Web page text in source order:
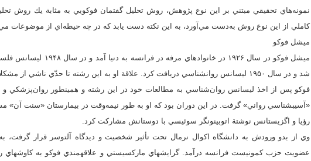
نمونه‌هاي تحقيقي مبتني بر اين نوع پژوهش، روش تحليل گفتمان فوكويي به مثابة يك روش
كاملي از اين نوع روش به‌دست مي‌آورد، به اين نكته دست يابد كه در چه حيطه‌اي از موضوعات
ميشل فوكو
ميشل فوكو در سال ۱۹۲۶ در
شد و در سال ۱۹۵۰ ليسانس روان‏شناسي دريافت كرد. علاقة او به اين رشته تا حدّي ناشي از مشكلات روحي شخصي بود.
«آسيب‏شناسي رواني» گرفت. در اين دوران بود كه او به طور نيمه‌وقت در بيمارستان «سنت آن»
رؤيا و اگزيستانس نوشتة اتوبينونگر سوئيسي با دوستانش مشاركت كرد.
عضويت حزب كمونيست فرانسه درآمد. گرايش‏هاي ماركسيستي و علاقه‏مندي فوكو به كاوش‏هاي